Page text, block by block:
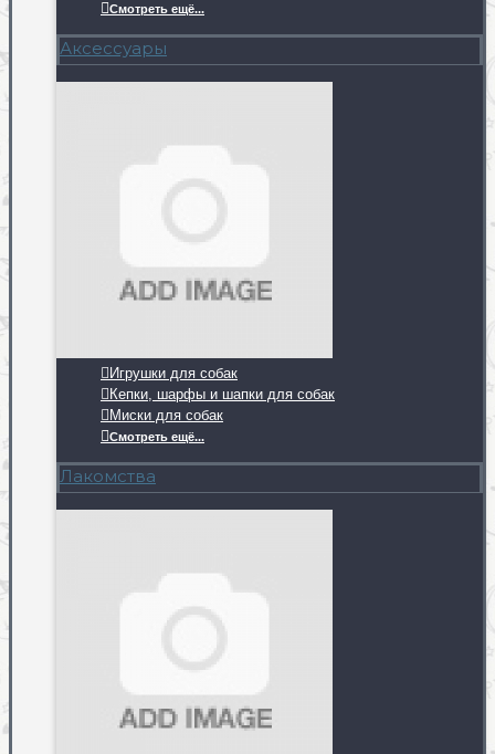
Смотреть ещё...
Аксессуары
Игрушки для собак
Кепки, шарфы и шапки для собак
Миски для собак
Смотреть ещё...
Лакомства